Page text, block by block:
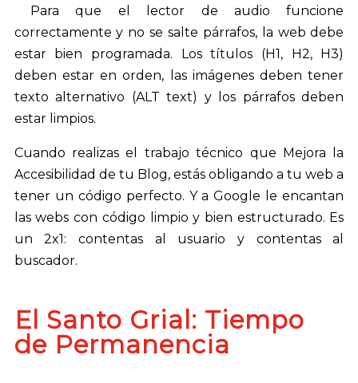
Para que el lector de audio funcione
correctamente y no se salte párrafos, la web debe
estar bien programada. Los títulos (H1, H2, H3)
deben estar en orden, las imágenes deben tener
texto alternativo (ALT text) y los párrafos deben
estar limpios.
Cuando realizas el trabajo técnico que Mejora la
Accesibilidad de tu Blog, estás obligando a tu web a
tener un código perfecto. Y a Google le encantan
las webs con código limpio y bien estructurado. Es
un 2x1: contentas al usuario y contentas al
buscador.
El Santo Grial: Tiempo
de Permanencia